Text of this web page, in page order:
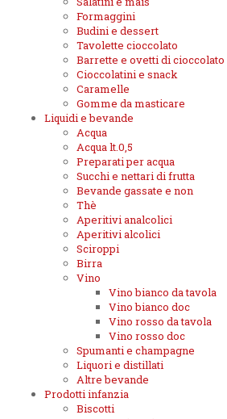
Formaggini
Budini e dessert
Tavolette cioccolato
Barrette e ovetti di cioccolato
Cioccolatini e snack
Caramelle
Gomme da masticare
Liquidi e bevande
Acqua
Acqua lt.0,5
Preparati per acqua
Succhi e nettari di frutta
Bevande gassate e non
Thè
Aperitivi analcolici
Aperitivi alcolici
Sciroppi
Birra
Vino
Vino bianco da tavola
Vino bianco doc
Vino rosso da tavola
Vino rosso doc
Spumanti e champagne
Liquori e distillati
Altre bevande
Prodotti infanzia
Biscotti